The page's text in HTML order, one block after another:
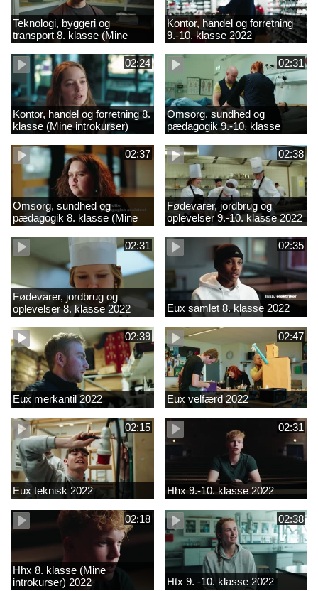
Teknologi, byggeri og
transport 8. klasse (Mine
introkurser) 2022
Kontor, handel og forretning
9.-10. klasse 2022
02:24
Kontor, handel og forretning 8.
klasse (Mine introkurser)
2022
02:31
Omsorg, sundhed og
pædagogik 9.-10. klasse
2022
02:37
Omsorg, sundhed og
pædagogik 8. klasse (Mine
introkurser) 2022
02:38
Fødevarer, jordbrug og
oplevelser 9.-10. klasse 2022
02:31
Fødevarer, jordbrug og
oplevelser 8. klasse 2022
02:35
Eux samlet 8. klasse 2022
02:39
Eux merkantil 2022
02:47
Eux velfærd 2022
02:15
Eux teknisk 2022
02:31
Hhx 9.-10. klasse 2022
02:18
Hhx 8. klasse (Mine
introkurser) 2022
02:38
Htx 9. -10. klasse 2022